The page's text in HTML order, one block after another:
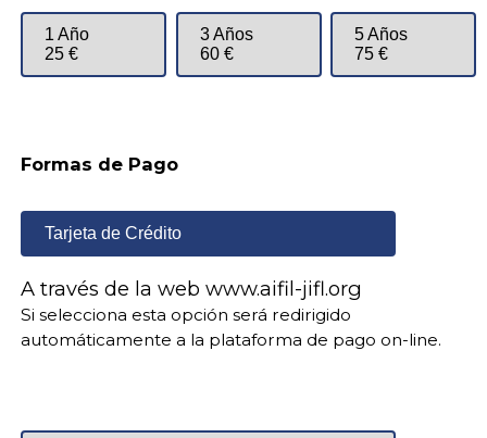
1 Año
25 €
3 Años
60 €
5 Años
75 €
Formas de Pago
Tarjeta de Crédito
A través de la web www.aifil-jifl.org
Si selecciona esta opción será redirigido
automáticamente a la plataforma de pago on-line.